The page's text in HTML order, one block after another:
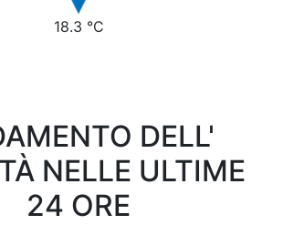
18.3 °C
DELL'
NELLE ULTIME
24 ORE